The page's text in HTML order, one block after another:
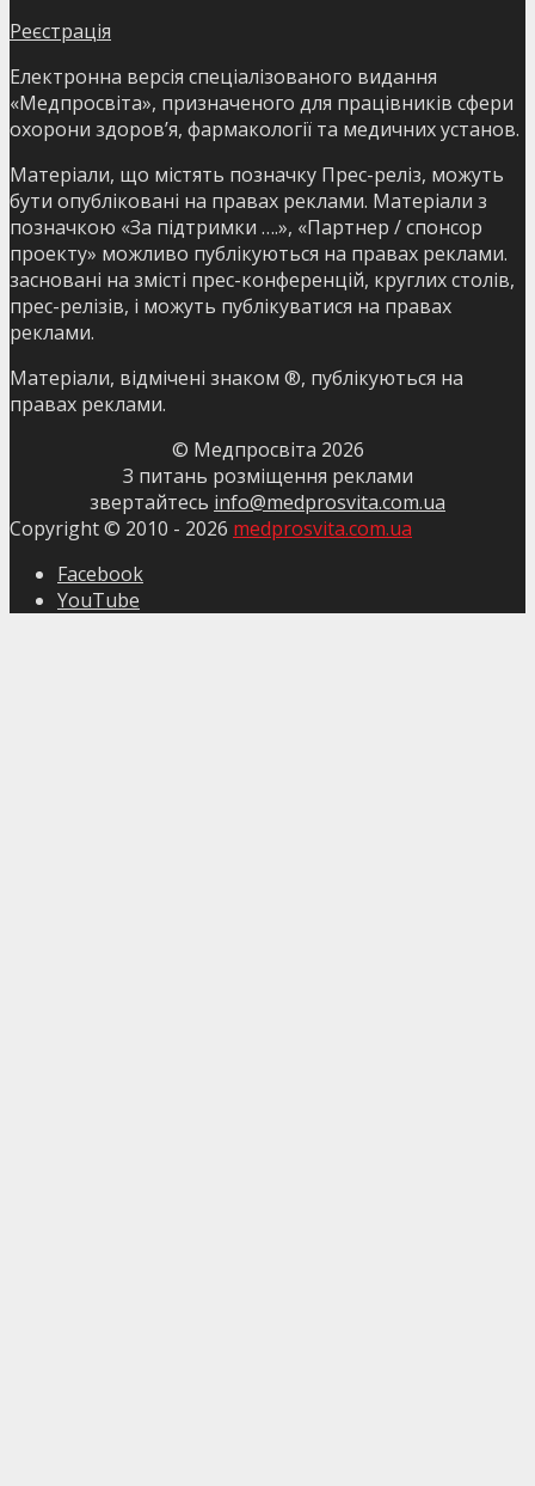
Реєстрація
Електронна версія спеціалізованого видання
«Медпросвіта», призначеного для працівників сфери
охорони здоров’я, фармакології та медичних установ.
Матеріали, що містять позначку Прес-реліз, можуть
бути опубліковані на правах реклами. Матеріали з
позначкою «За підтримки ….», «Партнер / спонсор
проекту» можливо публікуються на правах реклами.
засновані на змісті прес-конференцій, круглих столів,
прес-релізів, і можуть публікуватися на правах
реклами.
Матеріали, відмічені знаком ®, публікуються на
правах реклами.
© Медпросвіта 2026
З питань розміщення реклами
звертайтесь info@medprosvita.com.ua
Copyright © 2010 - 2026 medprosvita.com.ua
Facebook
YouTube